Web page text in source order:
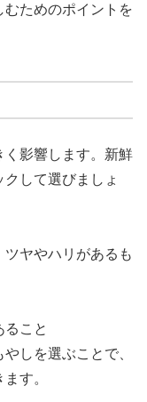
むためのポイントを
く影響します。新鮮
して選びましょ
ツヤやハリがあるも
ること
しを選ぶことで、
す。